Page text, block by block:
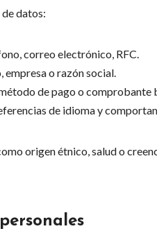
datos:
correo electrónico, RFC.
empresa o razón social.
de pago o comprobante
de idioma y
origen étnico, salud o